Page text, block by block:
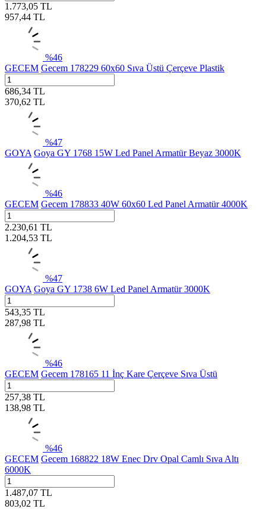
1.773,05 TL
957,44 TL
%46
GECEM Gecem 178229 60x60 Sıva Üstü Çerçeve Plastik
686,34 TL
370,62 TL
%47
GOYA Goya GY 1768 15W Led Panel Armatür Beyaz 3000K
%46
GECEM Gecem 178833 40W 60x60 Led Panel Armatür 4000K
2.230,61 TL
1.204,53 TL
%47
GOYA Goya GY 1738 6W Led Panel Armatür 3000K
543,35 TL
287,98 TL
%46
GECEM Gecem 178165 11 İnç Kare Çerçeve Sıva Üstü
257,38 TL
138,98 TL
%46
GECEM Gecem 168822 18W Enec Drv Opal Camlı Sıva Altı
6000K
1.487,07 TL
803,02 TL